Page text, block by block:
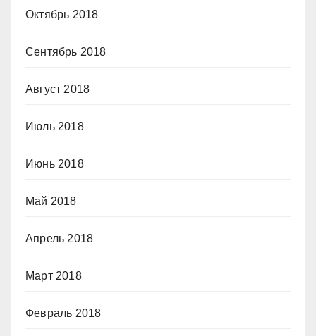
Октябрь 2018
Сентябрь 2018
Август 2018
Июль 2018
Июнь 2018
Май 2018
Апрель 2018
Март 2018
Февраль 2018